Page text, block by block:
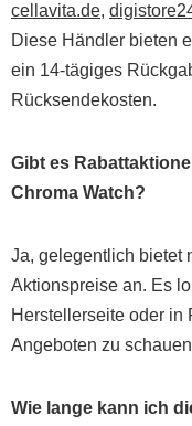
cellavita.de,
Diese Händler bieten
ein 14-tägiges
Rücksendekosten.
Gibt es
Chroma Watch?
Ja, gelegentlich bietet
Aktionspreise an. Es
Herstellerseite oder in
Angeboten zu
Wie lange kann ich